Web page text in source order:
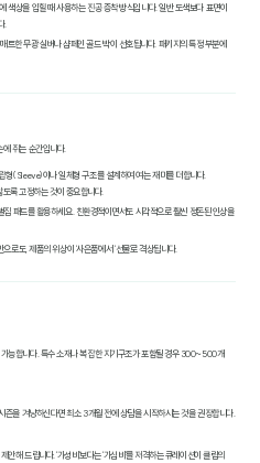
색상을 입힐 때 사용하는 진공 증착 방식입니다. 일반 도색보다 표면이
.
트한 무광 실버나 샴페인 골드 박이 선호됩니다. 패키지의 특정 부분에
에 쥐는 순간입니다.
형(Sleeve)이나 일체형 구조를 설계하여 여는 재미를 더합니다.
록 고정하는 것이 중요합니다.
패드를 활용하세요. 친환경적이면서도 시각적으로 훨씬 정돈된 인상을
로도, 제품의 위상이 '사은품'에서 '선물'로 격상됩니다.
능합니다. 특수 소재나 복잡한 지기구조가 포함될 경우 300~500개
을 겨냥하신다면 최소 3개월 전에 상담을 시작하시는 것을 권장합니다.
안해 드립니다. '가성비'보다는 '가심비'를 저격하는 큐레이션이 클림의